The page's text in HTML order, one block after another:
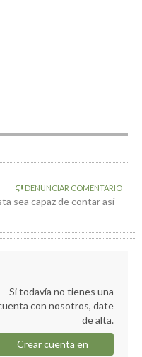
DENUNCIAR COMENTARIO
sea capaz de contar así
Si todavía no tienes una
con nosotros, date
de alta.
Crear cuenta en